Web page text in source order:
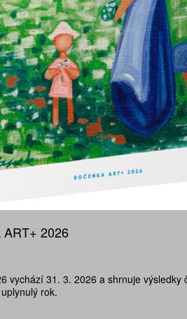
ART+ 2026
vychází 31. 3. 2026 a shrnuje výsledky
rok.